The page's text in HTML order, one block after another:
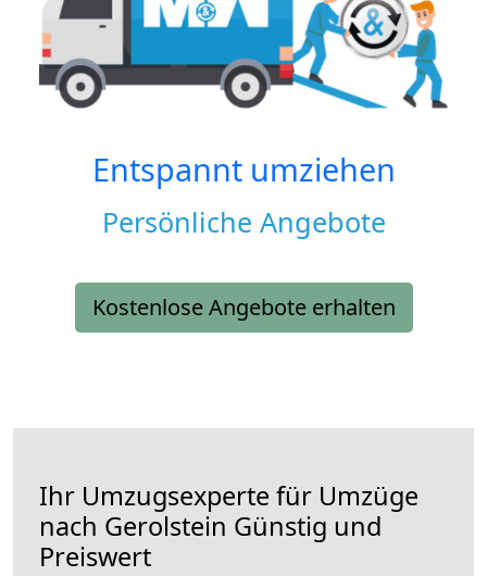
Entspannt umziehen
Persönliche Angebote
Kostenlose Angebote erhalten
Ihr Umzugsexperte für Umzüge
nach Gerolstein Günstig und
Preiswert